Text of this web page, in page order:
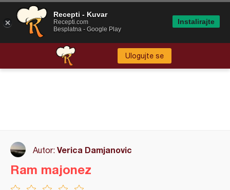
Ulogujte se
Autor: Verica Damjanovic
Ram majonez
Recepti - Kuvar
Recepti.com
Besplatna - Google Play
Instalirajte